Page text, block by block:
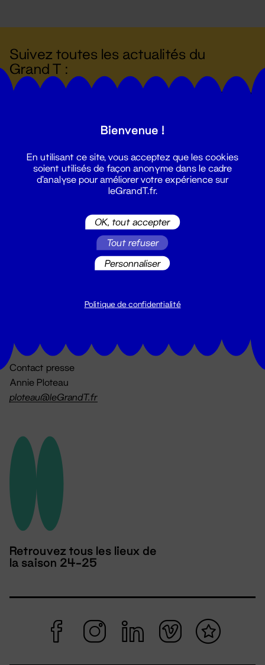
Suivez toutes les actualités du
Grand T :
billetterie@leGrandT.fr
Du lundi au vendredi 14h → 18h
Contact presse
Annie Ploteau
ploteau@leGrandT.fr
Retrouvez tous les lieux de
la saison 24-25
Bienvenue !
En utilisant ce site, vous acceptez que les cookies
soient utilisés de façon anonyme dans le cadre
d'analyse pour améliorer votre expérience sur
leGrandT.fr.
OK, tout accepter
Tout refuser
Personnaliser
Politique de confidentialité